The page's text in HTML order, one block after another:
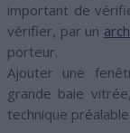
important de
vérifier, par un
porteur.
Ajouter une
grande baie
technique préalable.